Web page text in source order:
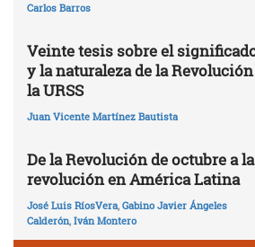
Carlos Barros
Veinte tesis sobre el
y la naturaleza de la Revolución
la URSS
Juan Vicente Martínez Bautista
De la Revolución de octubre a
revolución en América Latina
José Luis RíosVera, Gabino Javier Ángeles
Calderón, Iván Montero